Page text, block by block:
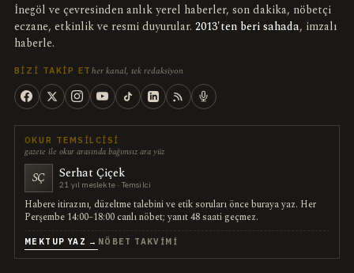
İnegöl ve çevresinden anlık yerel haberler, son dakika, nöbetçi
eczane, etkinlik ve resmi duyurular. 2013'ten beri sahada, imzalı
haberle.
BIZI TAKIP ET her kanal, tek redaksiyon
OKUR TEMSILCISI
gazete ile okur arasında bağımsız ara yüz
SÇ Serhat Çiçek
21 yıl meslekte · Temsilci
Habere itirazını, düzeltme talebini ve etik soruları önce buraya yaz. Her
Perşembe 14:00–18:00 canlı nöbet; yanıt 48 saati geçmez.
MEKTUP YAZ → NÖBET TAKVIMI